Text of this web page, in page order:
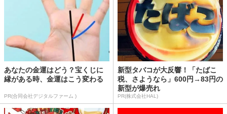
あなたの金運はどう？宝くじに
縁がある時、金運はこう変わる
PR(合同会社デジタルファーム )
新型タバコが大反響！「たばこ
税、さようなら」600円→83円の
新型が爆売れ
PR(株式会社HAL)